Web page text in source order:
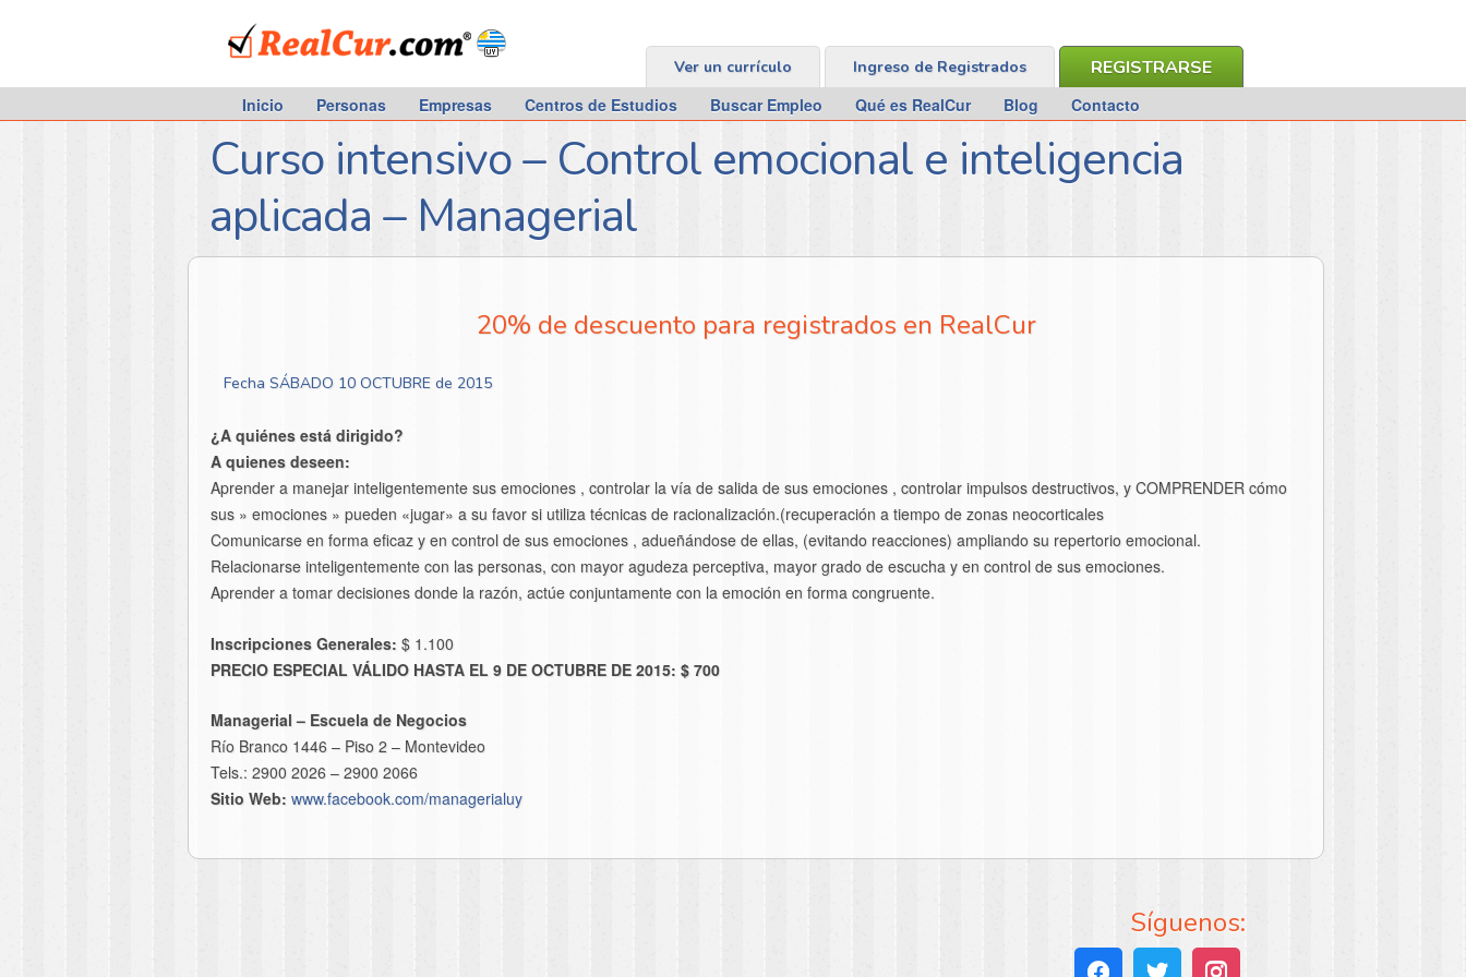
RealCur.com
REGISTRARSE
Ingreso de Registrados
Ver un currículo
Inicio Personas Empresas Centros de Estudios Buscar Empleo Qué es RealCur Blog Contacto
Curso intensivo – Control emocional e inteligencia
aplicada – Managerial
20% de descuento para registrados en RealCur
Fecha SÁBADO 10 OCTUBRE de 2015
¿A quiénes está dirigido?
A quienes deseen:
Aprender a manejar inteligentemente sus emociones , controlar la vía de salida de sus emociones , controlar impulsos destructivos, y COMPRENDER cómo
sus » emociones » pueden «jugar» a su favor si utiliza técnicas de racionalización.(recuperación a tiempo de zonas neocorticales
Comunicarse en forma eficaz y en control de sus emociones , adueñándose de ellas, (evitando reacciones) ampliando su repertorio emocional.
Relacionarse inteligentemente con las personas, con mayor agudeza perceptiva, mayor grado de escucha y en control de sus emociones.
Aprender a tomar decisiones donde la razón, actúe conjuntamente con la emoción en forma congruente.
Inscripciones Generales: $ 1.100
PRECIO ESPECIAL VÁLIDO HASTA EL 9 DE OCTUBRE DE 2015: $ 700
Managerial – Escuela de Negocios
Río Branco 1446 – Piso 2 – Montevideo
Tels.: 2900 2026 – 2900 2066
Sitio Web: www.facebook.com/managerialuy
Síguenos: